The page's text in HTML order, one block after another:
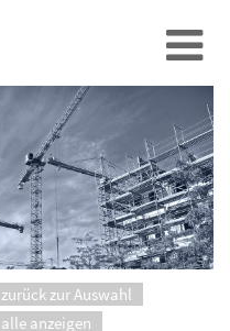
zurück zur Auswahl
alle anzeigen